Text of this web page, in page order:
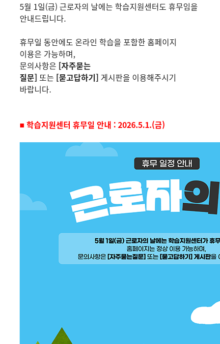
5월 1일(금) 근로자의 날에는 학습지원센터도 휴무임을
안내드립니다.
휴무일 동안에도 온라인 학습을 포함한 홈페이지
이용은 가능하며,
문의사항은 [자주묻는
질문] 또는 [묻고답하기] 게시판을 이용해주시기
바랍니다.
■ 학습지원센터 휴무일 안내 : 2026.5.1.(금)